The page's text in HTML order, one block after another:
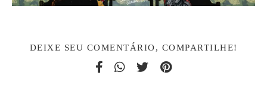
DEIXE SEU COMENTÁRIO, COMPARTILHE!